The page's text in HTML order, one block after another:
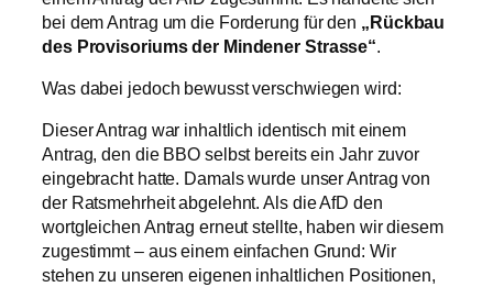
bei dem Antrag um die Forderung für den „Rückbau
des Provisoriums der Mindener Strasse“.
Was dabei jedoch bewusst verschwiegen wird:
Dieser Antrag war inhaltlich identisch mit einem
Antrag, den die BBO selbst bereits ein Jahr zuvor
eingebracht hatte. Damals wurde unser Antrag von
der Ratsmehrheit abgelehnt. Als die AfD den
wortgleichen Antrag erneut stellte, haben wir diesem
zugestimmt – aus einem einfachen Grund: Wir
stehen zu unseren eigenen inhaltlichen Positionen,